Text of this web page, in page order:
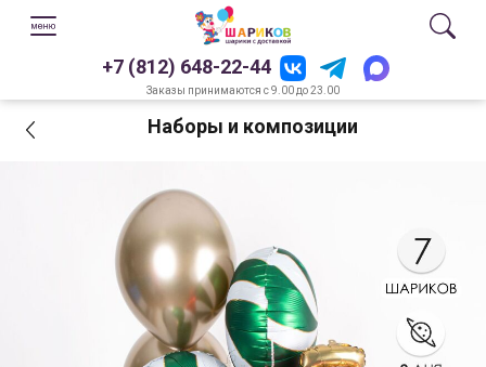
+7 (812) 648-22-44
Заказы принимаются с 9.00 до 23.00
Наборы и композиции